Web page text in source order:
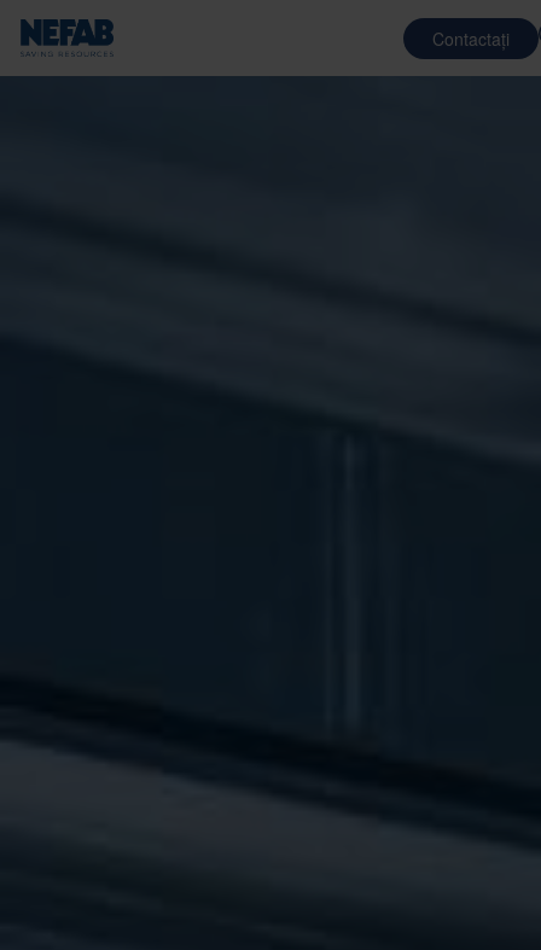
Contactați